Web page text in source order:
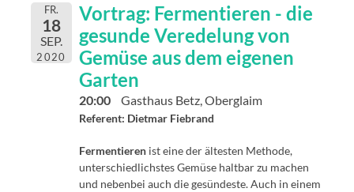
FR.
18
SEP.
2020
Vortrag: Fermentieren - die
gesunde Veredelung von
Gemüse aus dem eigenen
Garten
20:00 Gasthaus Betz, Oberglaim
Referent: Dietmar Fiebrand
Fermentieren ist eine der ältesten Methode,
unterschiedlichstes Gemüse haltbar zu machen
und nebenbei auch die gesündeste. Auch in einem